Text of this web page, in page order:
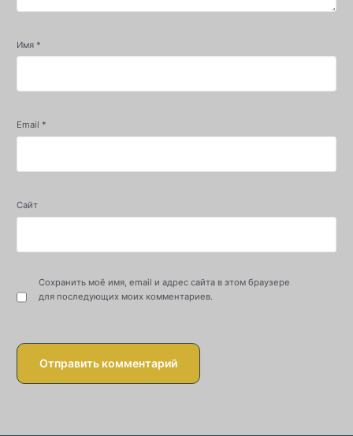
Имя *
Email *
Сайт
Сохранить моё имя, email и адрес сайта в этом браузере
для последующих моих комментариев.